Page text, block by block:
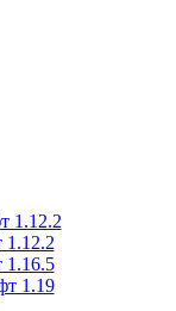
1.12.2
1.16.5
1.19